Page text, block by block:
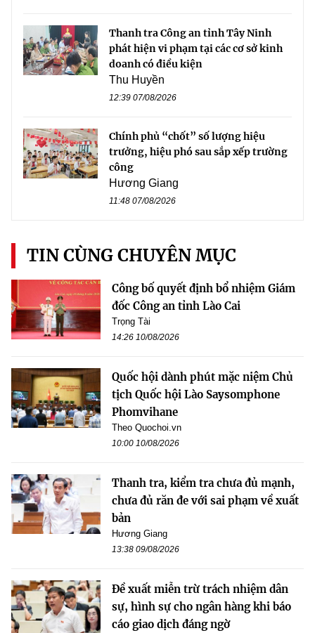
Thanh tra Công an tỉnh Tây Ninh
phát hiện vi phạm tại các cơ sở kinh
doanh có điều kiện
Thu Huyền
12:39 07/08/2026
Chính phủ “chốt” số lượng hiệu
trưởng, hiệu phó sau sắp xếp trường
công
Hương Giang
11:48 07/08/2026
TIN CÙNG CHUYÊN MỤC
Công bố quyết định bổ nhiệm Giám
đốc Công an tỉnh Lào Cai
Trọng Tài
14:26 10/08/2026
Quốc hội dành phút mặc niệm Chủ
tịch Quốc hội Lào Saysomphone
Phomvihane
Theo Quochoi.vn
10:00 10/08/2026
Thanh tra, kiểm tra chưa đủ mạnh,
chưa đủ răn đe với sai phạm về xuất
bản
Hương Giang
13:38 09/08/2026
Đề xuất miễn trừ trách nhiệm dân
sự, hình sự cho ngân hàng khi báo
cáo giao dịch đáng ngờ